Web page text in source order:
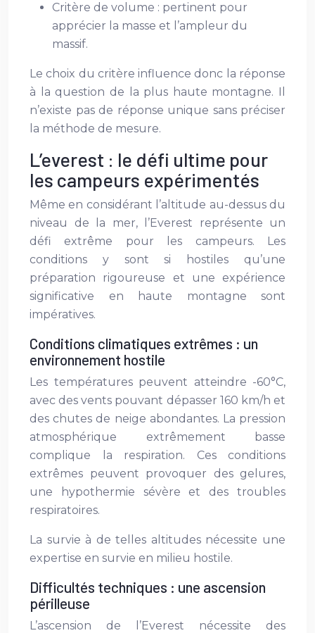
Critère de volume : pertinent pour
apprécier la masse et l’ampleur du
massif.
Le choix du critère influence donc la réponse
à la question de la plus haute montagne. Il
n’existe pas de réponse unique sans préciser
la méthode de mesure.
L’everest : le défi ultime pour
les campeurs expérimentés
Même en considérant l’altitude au-dessus du
niveau de la mer, l’Everest représente un
défi extrême pour les campeurs. Les
conditions y sont si hostiles qu’une
préparation rigoureuse et une expérience
significative en haute montagne sont
impératives.
Conditions climatiques extrêmes : un
environnement hostile
Les températures peuvent atteindre -60°C,
avec des vents pouvant dépasser 160 km/h et
des chutes de neige abondantes. La pression
atmosphérique extrêmement basse
complique la respiration. Ces conditions
extrêmes peuvent provoquer des gelures,
une hypothermie sévère et des troubles
respiratoires.
La survie à de telles altitudes nécessite une
expertise en survie en milieu hostile.
Difficultés techniques : une ascension
périlleuse
L’ascension de l’Everest nécessite des